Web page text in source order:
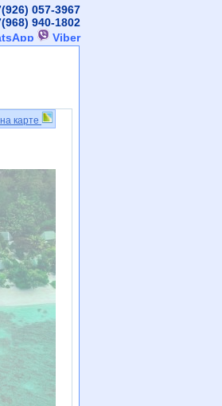
карте
057-3967
940-1802
Viber